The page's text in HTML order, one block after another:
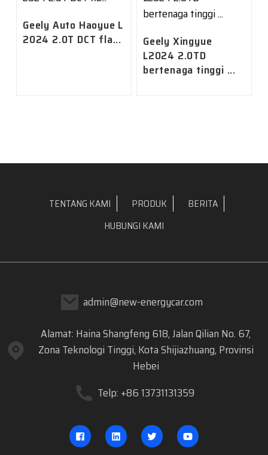
Geely Auto Haoyue L
2024 2.0T DCT fla...
Geely Xingyue
L2024 2.0TD
bertenaga tinggi ...
TENTANG KAMI PRODUK
BERITA
HUBUNGI KAMI
admin@new-energycar.com
Alamat: Haina Shangfeng 618, Jalan Qilian No. 67,
Zona Teknologi Tinggi, Kota Shijiazhuang, Provinsi
Hebei
Telp: +86 13731131359